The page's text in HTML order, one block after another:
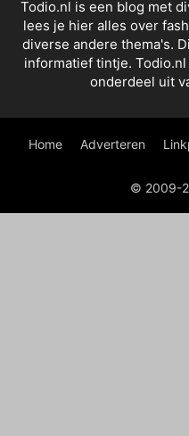
Todio.nl is een blog met
lees je hier alles over
diverse andere thema's.
informatief tintje.
onderdeel uit
Home Adverteren
© 2009-